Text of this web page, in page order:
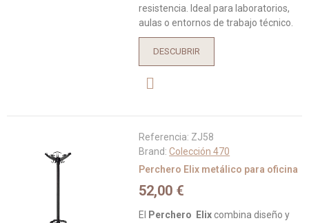
resistencia. Ideal para laboratorios,
aulas o entornos de trabajo técnico.
DESCUBRIR
Referencia: ZJ58
Brand:Colección 470
Perchero Elix metálico para oficina
52,00 €
El Perchero Elix combina diseño y